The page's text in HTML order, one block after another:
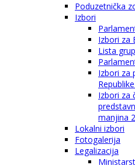
Poduzetnička
Izbori
Izbori za
Lista
Izbori za
Izbori za
manjina
Lokalni izbori
Fotogalerija
Legalizacija